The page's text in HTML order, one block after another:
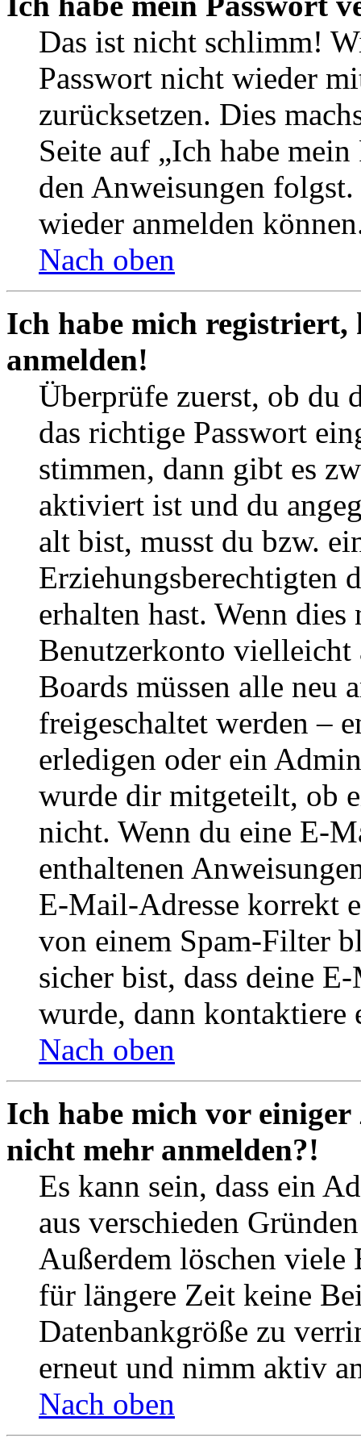
Das ist nicht schlimm!
Passwort nicht wieder
zurücksetzen. Dies
Seite auf „Ich habe
den Anweisungen
wieder anmelden
Nach oben
Ich habe mich
anmelden!
Überprüfe zuerst, ob du
das richtige Passwort
stimmen, dann gibt es
aktiviert ist und du
alt bist, musst du bzw.
Erziehungsberechtigten
erhalten hast. Wenn
Benutzerkonto
Boards müssen alle neu
freigeschaltet werden –
erledigen oder ein
wurde dir mitgeteilt, ob
nicht. Wenn du eine E-
enthaltenen
E-Mail-Adresse korrekt
von einem Spam-Filter
sicher bist, dass deine
wurde, dann kontaktiere
Nach oben
Ich habe mich vor
nicht mehr anmelden?!
Es kann sein, dass ein
aus verschieden
Außerdem löschen viele
für längere Zeit keine
Datenbankgröße zu
erneut und nimm aktiv
Nach oben